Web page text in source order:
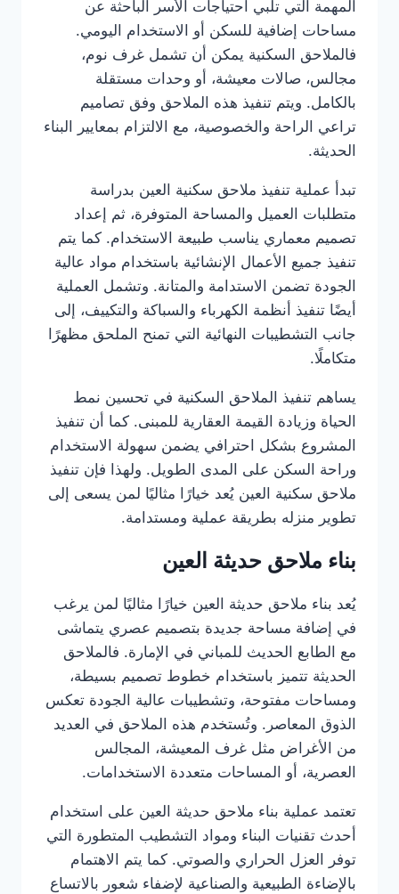
المهمة التي تلبي احتياجات الأسر الباحثة عن
مساحات إضافية للسكن أو الاستخدام اليومي.
فالملاحق السكنية يمكن أن تشمل غرف نوم،
مجالس، صالات معيشة، أو وحدات مستقلة
بالكامل. ويتم تنفيذ هذه الملاحق وفق تصاميم
تراعي الراحة والخصوصية، مع الالتزام بمعايير البناء
الحديثة.
تبدأ عملية تنفيذ ملاحق سكنية العين بدراسة
متطلبات العميل والمساحة المتوفرة، ثم إعداد
تصميم معماري يناسب طبيعة الاستخدام. كما يتم
تنفيذ جميع الأعمال الإنشائية باستخدام مواد عالية
الجودة تضمن الاستدامة والمتانة. وتشمل العملية
أيضًا تنفيذ أنظمة الكهرباء والسباكة والتكييف، إلى
جانب التشطيبات النهائية التي تمنح الملحق مظهرًا
متكاملًا.
يساهم تنفيذ الملاحق السكنية في تحسين نمط
الحياة وزيادة القيمة العقارية للمبنى. كما أن تنفيذ
المشروع بشكل احترافي يضمن سهولة الاستخدام
وراحة السكن على المدى الطويل. ولهذا فإن تنفيذ
ملاحق سكنية العين يُعد خيارًا مثاليًا لمن يسعى إلى
تطوير منزله بطريقة عملية ومستدامة.
بناء ملاحق حديثة العين
يُعد بناء ملاحق حديثة العين خيارًا مثاليًا لمن يرغب
في إضافة مساحة جديدة بتصميم عصري يتماشى
مع الطابع الحديث للمباني في الإمارة. فالملاحق
الحديثة تتميز باستخدام خطوط تصميم بسيطة،
ومساحات مفتوحة، وتشطيبات عالية الجودة تعكس
الذوق المعاصر. وتُستخدم هذه الملاحق في العديد
من الأغراض مثل غرف المعيشة، المجالس
العصرية، أو المساحات متعددة الاستخدامات.
تعتمد عملية بناء ملاحق حديثة العين على استخدام
أحدث تقنيات البناء ومواد التشطيب المتطورة التي
توفر العزل الحراري والصوتي. كما يتم الاهتمام
بالإضاءة الطبيعية والصناعية لإضفاء شعور بالاتساع